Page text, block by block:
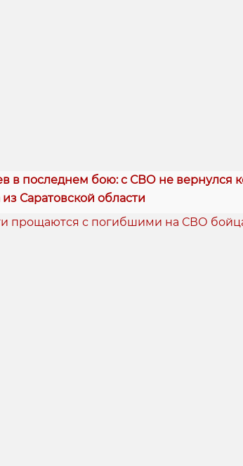
в последнем бою: с СВО не вернулся
Саратовской области